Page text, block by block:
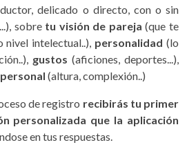
delicado o directo, con o sin
sobre tu visión de pareja (que te
nivel intelectual..), personalidad (lo
gustos (aficiones, deportes...),
(altura, complexión..)
de registro recibirás tu primer
personalizada que la aplicación
en tus respuestas.